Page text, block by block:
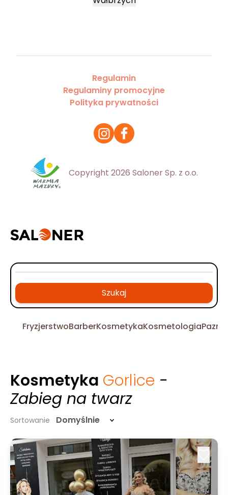
Regulamin
Regulaminy promocyjne
Polityka prywatności
Copyright 2026 Saloner Sp. z o.o.
Szukaj
FryzjerstwoBarberKosmetykaKosmetologia
Kosmetyka Gorlice -
Zabieg na twarz
Sortowanie Domyślnie